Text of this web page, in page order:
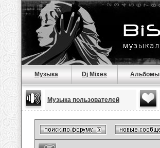
Музыка Dj Mixes Альбомы
Музыка пользователей